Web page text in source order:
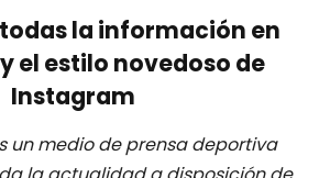
la información en
el estilo novedoso de
Instagram
un medio de prensa deportiva